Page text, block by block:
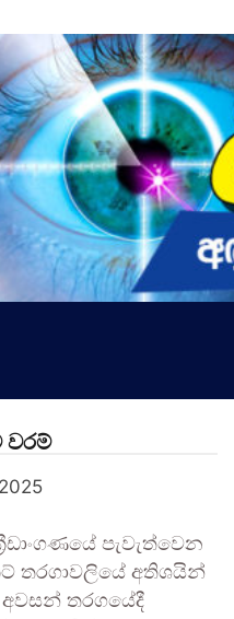
වරම්
පැවැත්වෙන
තරගාවලියේ අතිශයින්
තරගයේදී